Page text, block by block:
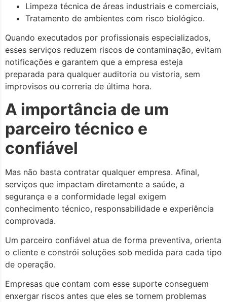
Limpeza técnica de áreas industriais e comerciais,
Tratamento de ambientes com risco biológico.
Quando executados por profissionais especializados,
esses serviços reduzem riscos de contaminação, evitam
notificações e garantem que a empresa esteja
preparada para qualquer auditoria ou vistoria, sem
improvisos ou correria de última hora.
A importância de um
parceiro técnico e
confiável
Mas não basta contratar qualquer empresa. Afinal,
serviços que impactam diretamente a saúde, a
segurança e a conformidade legal exigem
conhecimento técnico, responsabilidade e experiência
comprovada.
Um parceiro confiável atua de forma preventiva, orienta
o cliente e constrói soluções sob medida para cada tipo
de operação.
Empresas que contam com esse suporte conseguem
enxergar riscos antes que eles se tornem problemas